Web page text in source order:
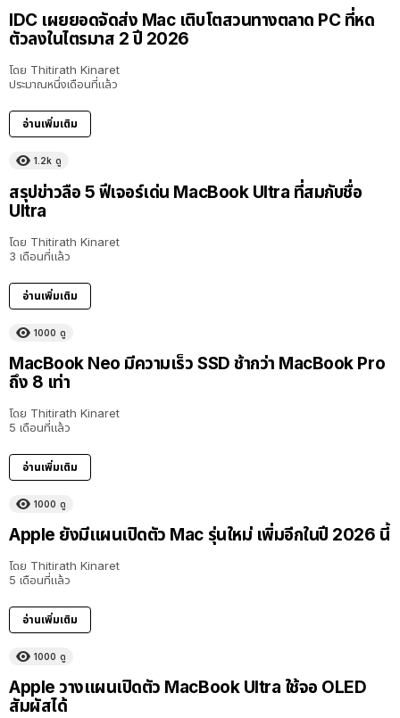
IDC เผยยอดจัดส่ง Mac เติบโตสวนทางตลาด PC ที่หด
ตัวลงในไตรมาส 2 ปี 2026
โดย Thitirath Kinaret
ประมาณหนึ่งเดือนที่แล้ว
อ่านเพิ่มเติม
1.2k ดู
สรุปข่าวลือ 5 ฟีเจอร์เด่น MacBook Ultra ที่สมกับชื่อ
Ultra
โดย Thitirath Kinaret
3 เดือนที่แล้ว
อ่านเพิ่มเติม
1000 ดู
MacBook Neo มีความเร็ว SSD ช้ากว่า MacBook Pro
ถึง 8 เท่า
โดย Thitirath Kinaret
5 เดือนที่แล้ว
อ่านเพิ่มเติม
1000 ดู
Apple ยังมีแผนเปิดตัว Mac รุ่นใหม่ เพิ่มอีกในปี 2026 นี้
โดย Thitirath Kinaret
5 เดือนที่แล้ว
อ่านเพิ่มเติม
1000 ดู
Apple วางแผนเปิดตัว MacBook Ultra ใช้จอ OLED
สัมผัสได้